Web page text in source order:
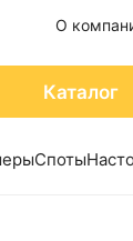
О
Каталог
Споты